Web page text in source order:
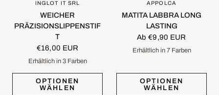
SCHNELLANSICHT
INGLOT IT SRL
WEICHER
PRÄZISIONSLIPPENSTIF
T
€16,00 EUR
Erhältlich in 3 Farben
OPTIONEN
WÄHLEN
SCHNELLANSICHT
APPOLCA
MATITA LABBRA LONG
LASTING
Ab €9,90 EUR
Erhältlich in 7 Farben
OPTIONEN
WÄHLEN